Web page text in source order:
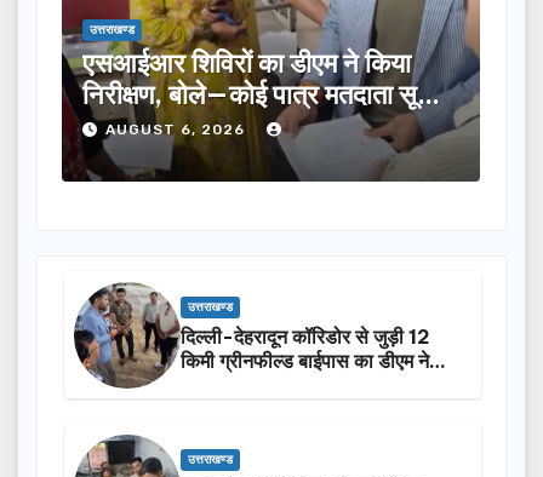
शिविरों का डीएम ने किया
बोले—कोई पात्र मतदाता सूची
6, 2026
उत्तराखण्ड
तीलू रौतेली
का चयन, 35
होंगी सम्मानित…
AUGUST 6,
उत्तराखण्ड
दिल्ली-देहरादून कॉरिडोर से जुड़ी 12
किमी ग्रीनफील्ड बाईपास का डीएम ने
उत्तराखण्ड